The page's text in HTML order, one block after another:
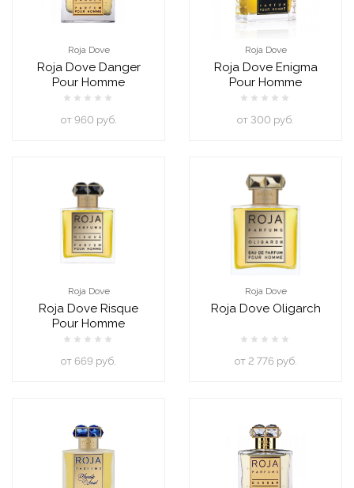
Roja Dove
Roja Dove Danger
Pour Homme
oт 960 руб.
Roja Dove
Roja Dove Enigma
Pour Homme
oт 300 руб.
Roja Dove
Roja Dove Risque
Pour Homme
oт 669 руб.
Roja Dove
Roja Dove Oligarch
oт 2 776 руб.